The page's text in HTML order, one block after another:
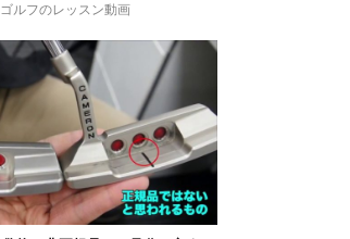
ゴルフのレッスン動画